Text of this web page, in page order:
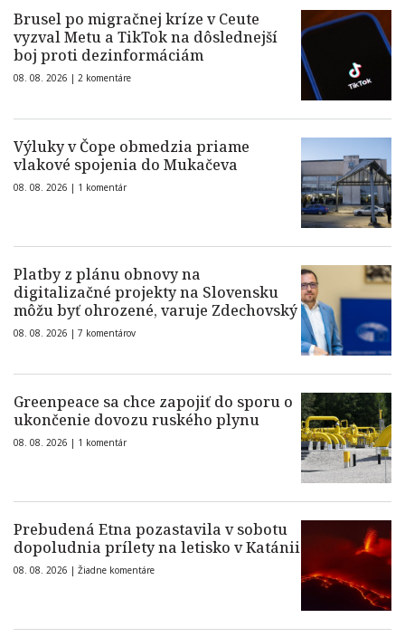
Brusel po migračnej kríze v Ceute
vyzval Metu a TikTok na dôslednejší
boj proti dezinformáciám
08. 08. 2026 | 2 komentáre
Výluky v Čope obmedzia priame
vlakové spojenia do Mukačeva
08. 08. 2026 | 1 komentár
Platby z plánu obnovy na
digitalizačné projekty na Slovensku
môžu byť ohrozené, varuje Zdechovský
08. 08. 2026 | 7 komentárov
Greenpeace sa chce zapojiť do sporu o
ukončenie dovozu ruského plynu
08. 08. 2026 | 1 komentár
Prebudená Etna pozastavila v sobotu
dopoludnia prílety na letisko v Katánii
08. 08. 2026 | Žiadne komentáre